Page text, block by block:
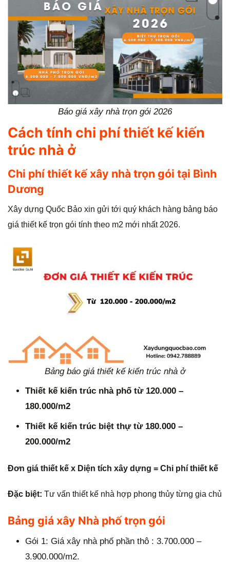
Báo giá xây nhà trọn gói 2026
Cách tính chi phí thiết kế kiến
trúc nhà ở
Chi phí thiết kế xây nhà trọn gói tại Bình
Dương
Xây dựng Quốc Bảo xin gửi tới quý khách hàng bảng báo
giá thiết kế trọn gói tính theo m2 mới nhất 2026.
Bảng báo giá thiết kế kiến trúc nhà ở
Thiết kế kiến trúc nhà phố từ 120.000 –
180.000/m2
Thiết kế kiến trúc biệt thự từ 180.000 –
200.000/m2
Đơn giá thiết kế x Diện tích xây dựng = Chi phí thiết kế
Đặc biệt: Tư vấn thiết kế nhà hợp phong thủy từng gia chủ
Bảng giá xây Nhà phố trọn gói
Gói 1: Giá xây nhà phố phần thô : 3.700.000 –
3.900.000/m2.